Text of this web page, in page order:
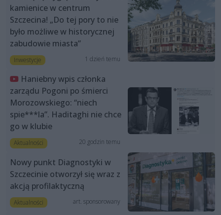
kamienice w centrum
Szczecina! „Do tej pory to nie
było możliwe w historycznej
zabudowie miasta”
Inwestycje 1 dzień temu
Haniebny wpis członka
zarządu Pogoni po śmierci
Morozowskiego: “niech
spie***la”. Haditaghi nie chce
go w klubie
Aktualności 20 godzin temu
Nowy punkt Diagnostyki w
Szczecinie otworzył się wraz z
akcją profilaktyczną
Aktualności art. sponsorowany